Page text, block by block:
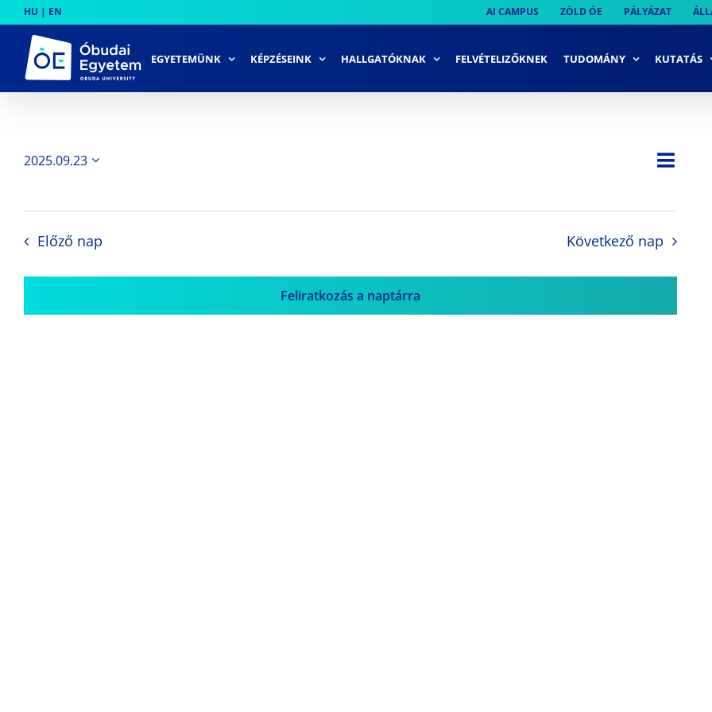
to
content
HU | EN AI CAMPUS ZÖLD ÓE PÁLYÁZAT
EGYETEMÜNK KÉPZÉSEINK HALLGATÓKNAK FELVÉTELIZŐKNEK TUDOMÁNY KUTATÁS
Nap
2025.09.23
Előző nap Következő nap
Feliratkozás a naptárra